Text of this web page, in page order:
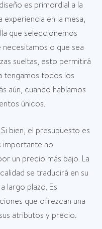
es primordial a la
en la mesa,
que seleccionemos
o que sea
sueltas, esto permitirá
tengamos todos los
aún, cuando hablamos
únicos.
Si bien, el presupuesto es
importante no
un precio más bajo. La
se traducirá en su
largo plazo. Es
que ofrezcan una
atributos y precio.